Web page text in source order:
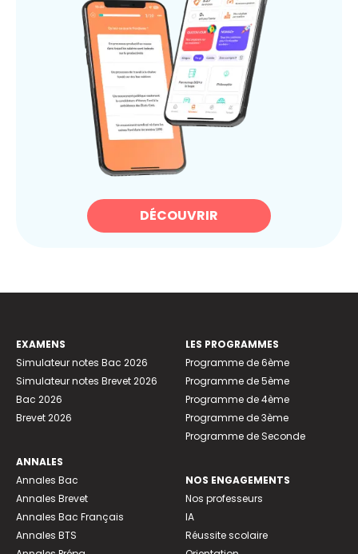
DÉCOUVRIR
EXAMENS
Simulateur notes Bac 2026
Simulateur notes Brevet 2026
Bac 2026
Brevet 2026
ANNALES
Annales Bac
Annales Brevet
Annales Bac Français
Annales BTS
LES PROGRAMMES
Programme de 6ème
Programme de 5ème
Programme de 4ème
Programme de 3ème
Programme de Seconde
NOS ENGAGEMENTS
Nos professeurs
IA
Réussite scolaire